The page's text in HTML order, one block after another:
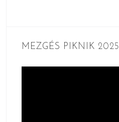
MEZGÉS PIKNIK 2025